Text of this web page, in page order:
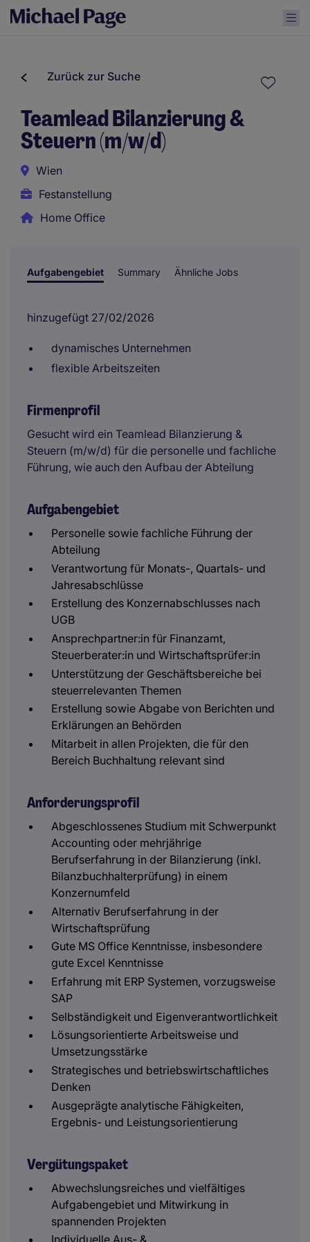
Zurück zur Suche
Teamlead Bilanzierung &
Steuern (m/w/d)
Wien
Festanstellung
Home Office
Aufgabengebiet Summary Ähnliche Jobs
hinzugefügt 27/02/2026
dynamisches Unternehmen
flexible Arbeitszeiten
Firmenprofil
Gesucht wird ein Teamlead Bilanzierung &
Steuern (m/w/d) für die personelle und fachliche
Führung, wie auch den Aufbau der Abteilung
Aufgabengebiet
Personelle sowie fachliche Führung der
Abteilung
Verantwortung für Monats-, Quartals- und
Jahresabschlüsse
Erstellung des Konzernabschlusses nach
UGB
Ansprechpartner:in für Finanzamt,
Steuerberater:in und Wirtschaftsprüfer:in
Unterstützung der Geschäftsbereiche bei
steuerrelevanten Themen
Erstellung sowie Abgabe von Berichten und
Erklärungen an Behörden
Mitarbeit in allen Projekten, die für den
Bereich Buchhaltung relevant sind
Anforderungsprofil
Abgeschlossenes Studium mit Schwerpunkt
Accounting oder mehrjährige
Berufserfahrung in der Bilanzierung (inkl.
Bilanzbuchhalterprüfung) in einem
Konzernumfeld
Alternativ Berufserfahrung in der
Wirtschaftsprüfung
Gute MS Office Kenntnisse, insbesondere
gute Excel Kenntnisse
Erfahrung mit ERP Systemen, vorzugsweise
SAP
Selbständigkeit und Eigenverantwortlichkeit
Lösungsorientierte Arbeitsweise und
Umsetzungsstärke
Strategisches und betriebswirtschaftliches
Denken
Ausgeprägte analytische Fähigkeiten,
Ergebnis- und Leistungsorientierung
Vergütungspaket
Abwechslungsreiches und vielfältiges
Aufgabengebiet und Mitwirkung in
spannenden Projekten